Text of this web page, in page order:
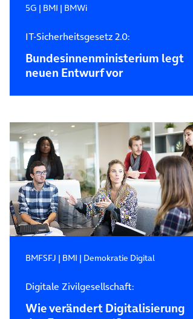
5G | BMI | BMWi
IT-Sicherheitsgesetz 2.0:
Bundesinnenministerium legt
neuen Entwurf vor
BMFSFJ | BMI | Demokratie Digital
Digitale Zivilgesellschaft:
Wie verändert Digitalisierung